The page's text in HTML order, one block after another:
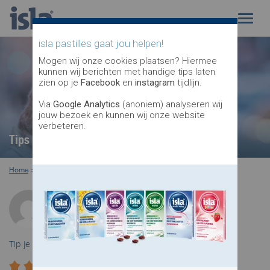
Tips bij verkoudheid
Home >
Door: Thomas
Medewerker isla pastilles
Tip je vrienden:
isla pastilles gaat jou helpen!
Mogen wij onze cookies plaatsen? Hiermee
kunnen wij berichten met handige tips laten
zien op je Facebook en instagram tijdlijn.
Via Google Analytics (anoniem) analyseren wij
jouw bezoek en kunnen wij onze website
verbeteren.